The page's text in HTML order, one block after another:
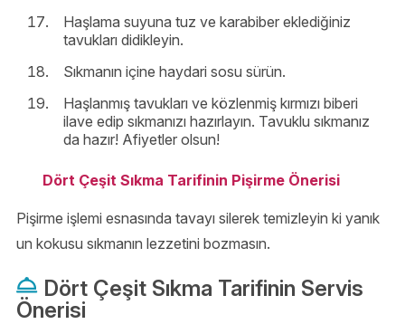
Haşlama suyuna tuz ve karabiber eklediğiniz
tavukları didikleyin.
Sıkmanın içine haydari sosu sürün.
Haşlanmış tavukları ve közlenmiş kırmızı biberi
ilave edip sıkmanızı hazırlayın. Tavuklu sıkmanız
da hazır! Afiyetler olsun!
Dört Çeşit Sıkma Tarifinin Pişirme Önerisi
Pişirme işlemi esnasında tavayı silerek temizleyin ki yanık
un kokusu sıkmanın lezzetini bozmasın.
Dört Çeşit Sıkma Tarifinin Servis
Önerisi